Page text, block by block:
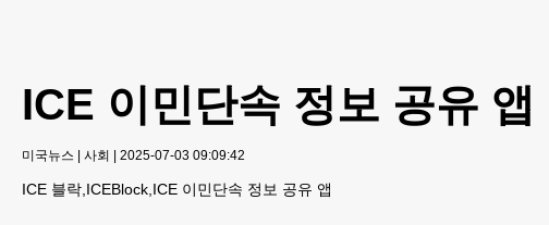
ICE 이민단속 정보 공유 앱
미국뉴스 | 사회 | 2025-07-03 09:09:42
ICE 블락,ICEBlock,ICE 이민단속 정보 공유 앱